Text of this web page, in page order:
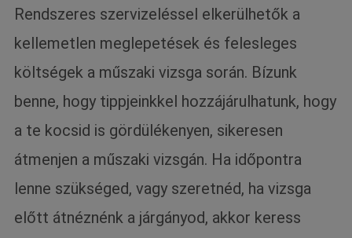
Rendszeres szervizeléssel elkerülhetők a
kellemetlen meglepetések és felesleges
költségek a műszaki vizsga során. Bízunk
benne, hogy tippjeinkkel hozzájárulhatunk, hogy
a te kocsid is gördülékenyen, sikeresen
átmenjen a műszaki vizsgán. Ha időpontra
lenne szükséged, vagy szeretnéd, ha vizsga
előtt átnéznénk a járgányod, akkor keress